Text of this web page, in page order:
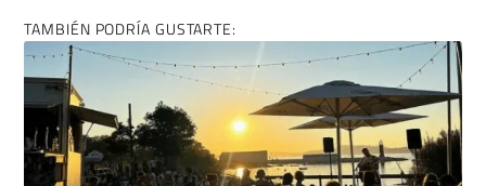
TAMBIÉN PODRÍA GUSTARTE: